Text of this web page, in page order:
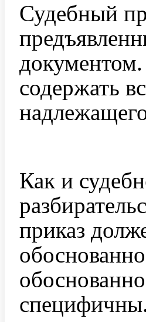
Судебный
содержать
Как и
приказ